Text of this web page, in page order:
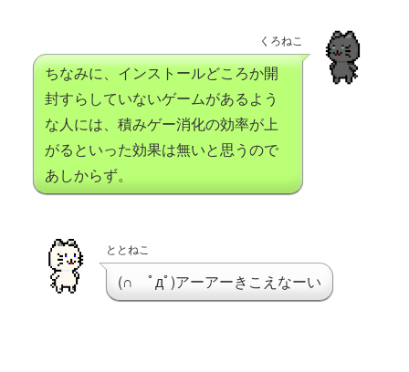
くろねこ
ちなみに、インストールどころか開
封すらしていないゲームがあるよう
な人には、積みゲー消化の効率が上
がるといった効果は無いと思うので
あしからず。
ととねこ
(∩ ﾟдﾟ)アーアーきこえなーい